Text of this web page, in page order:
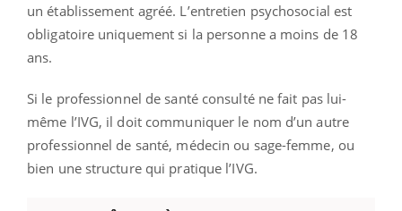
un établissement agréé. L’entretien psychosocial est
obligatoire uniquement si la personne a moins de 18
ans.
Si le professionnel de santé consulté ne fait pas lui-
même l’IVG, il doit communiquer le nom d’un autre
professionnel de santé, médecin ou sage-femme, ou
bien une structure qui pratique l’IVG.